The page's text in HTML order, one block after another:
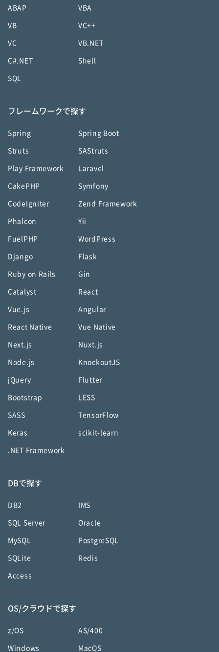
ABAP VBA
VB VC++
VC VB.NET
C#.NET Shell
SQL
フレームワークで探す
Spring Spring Boot
Struts SAStruts
Play Framework Laravel
CakePHP Symfony
CodeIgniter Zend Framework
Phalcon Yii
FuelPHP WordPress
Django Flask
Ruby on Rails Gin
Catalyst React
Vue.js Angular
React Native Vue Native
Next.js Nuxt.js
Node.js KnockoutJS
jQuery Flutter
Bootstrap LESS
SASS TensorFlow
Keras scikit-learn
.NET Framework
DBで探す
DB2 IMS
SQL Server Oracle
MySQL PostgreSQL
SQLite Redis
Access
OS/クラウドで探す
z/OS AS/400
Windows MacOS